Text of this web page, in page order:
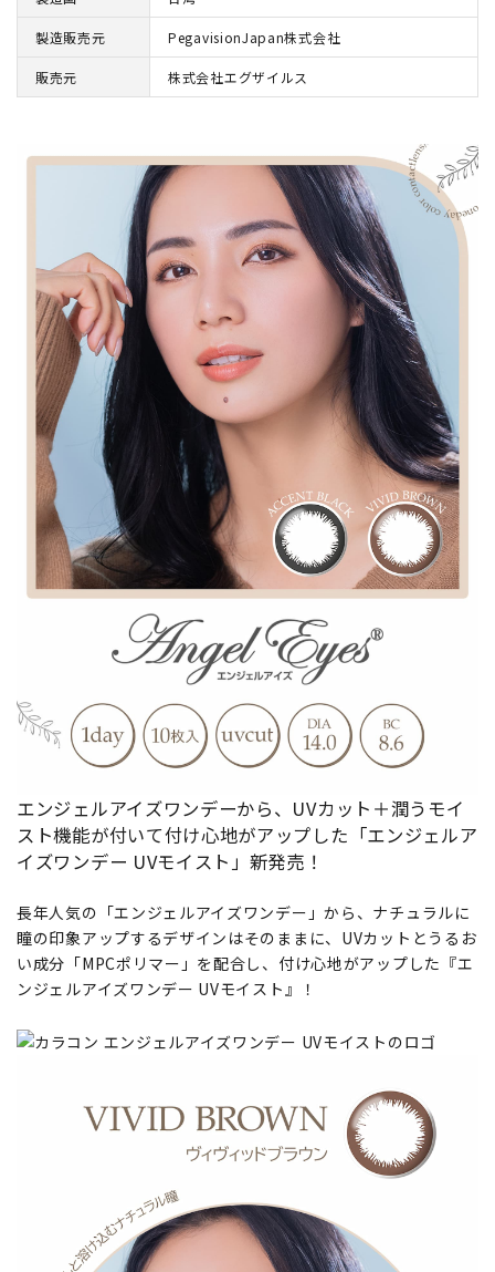
製造販売元 PegavisionJapan株式会社
販売元 株式会社エグザイルス
エンジェルアイズワンデーから、UVカット＋潤うモイ
スト機能が付いて付け心地がアップした「エンジェルア
イズワンデー UVモイスト」新発売！
長年人気の「エンジェルアイズワンデー」から、ナチュラルに
瞳の印象アップするデザインはそのままに、UVカットとうるお
い成分「MPCポリマー」を配合し、付け心地がアップした『エ
ンジェルアイズワンデー UVモイスト』！